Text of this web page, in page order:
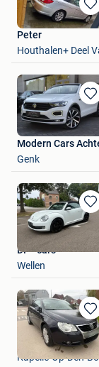
in
Peter
Houthalen+ Deel
in
Mijn
Modern Cars
Genk
in
DF - cars
Wellen
in
Mijn
Kapelle-Op-Den-